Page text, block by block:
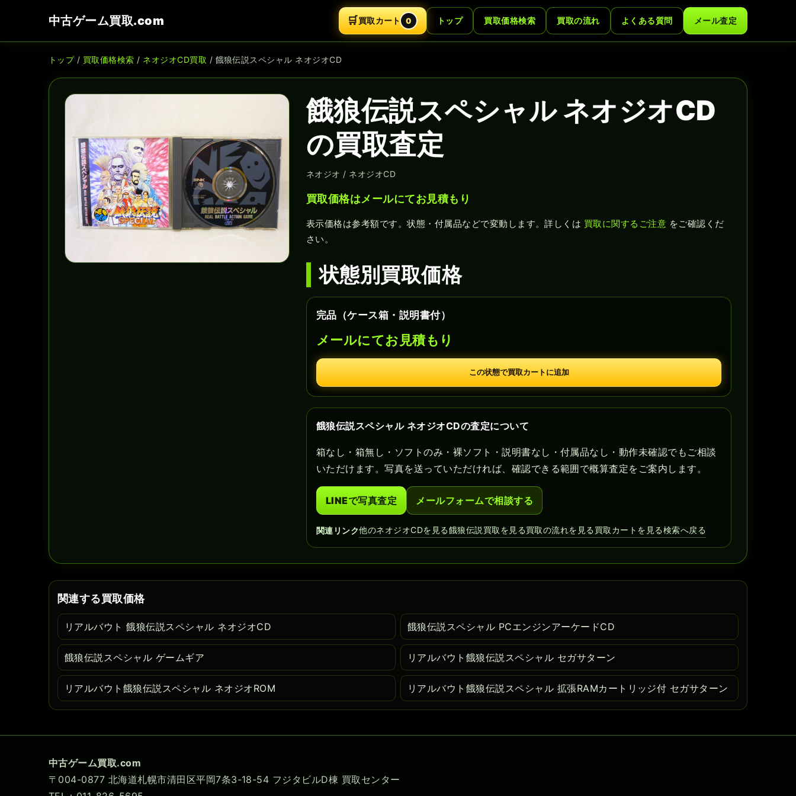
中古ゲーム買取.com 🛒買取カート 0 トップ 買取価格検索 買取の流れ よくある質問 メール査定
トップ/ 買取価格検索 / ネオジオCD買取 / 餓狼伝説スペシャル ネオジオCD
餓狼伝説スペシャル ネオジオCD
の買取査定
ネオジオ / ネオジオCD
買取価格はメールにてお見積もり
表示価格は参考額です。状態・付属品などで変動します。詳しくは 買取に関するご注意 をご確認くだ
さい。
状態別買取価格
完品（ケース箱・説明書付）
メールにてお見積もり
この状態で買取カートに追加
餓狼伝説スペシャル ネオジオCDの査定について
箱なし・箱無し・ソフトのみ・裸ソフト・説明書なし・付属品なし・動作未確認でもご相談
いただけます。写真を送っていただければ、確認できる範囲で概算査定をご案内します。
LINEで写真査定 メールフォームで相談する
関連リンク他のネオジオCDを見る餓狼伝説買取を見る買取の流れを見る買取カートを見る検索へ戻る
関連する買取価格
リアルバウト 餓狼伝説スペシャル ネオジオCD 餓狼伝説スペシャル PCエンジンアーケードCD
餓狼伝説スペシャル ゲームギア リアルバウト餓狼伝説スペシャル セガサターン
リアルバウト餓狼伝説スペシャル ネオジオROM リアルバウト餓狼伝説スペシャル 拡張RAMカートリッジ付 セガサターン
中古ゲーム買取.com
〒004-0877 北海道札幌市清田区平岡7条3-18-54 フジタビルD棟 買取センター